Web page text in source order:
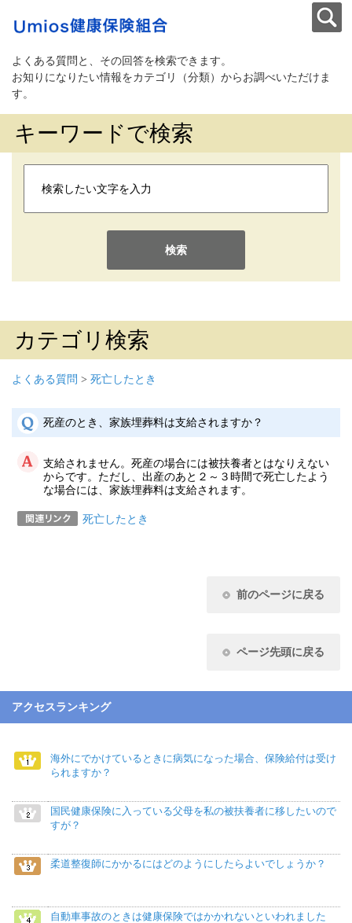
よくある質問と、その回答を検索できます。
お知りになりたい情報をカテゴリ（分類）からお調べいただけま
す。
キーワードで検索
検索
カテゴリ検索
よくある質問 > 死亡したとき
死産のとき、家族埋葬料は支給されますか？
支給されません。死産の場合には被扶養者とはなりえない
からです。ただし、出産のあと２～３時間で死亡したよう
な場合には、家族埋葬料は支給されます。
死亡したとき
前のページに戻る
ページ先頭に戻る
アクセスランキング
海外にでかけているときに病気になった場合、保険給付は受け
られますか？
国民健康保険に入っている父母を私の被扶養者に移したいので
すが？
柔道整復師にかかるにはどのようにしたらよいでしょうか？
自動車事故のときは健康保険ではかかれないといわれました